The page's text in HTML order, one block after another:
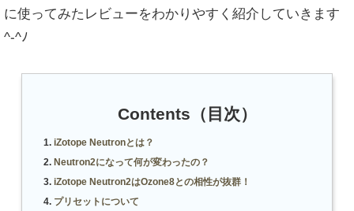
に使ってみたレビューをわかりやすく紹介していきます
^-^ﾉ
Contents（目次）
iZotope Neutronとは？
Neutron2になって何が変わったの？
iZotope Neutron2はOzone8との相性が抜群！
プリセットについて